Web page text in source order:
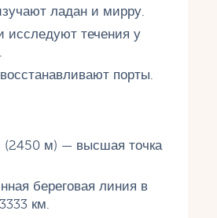
ладан и мирру.
исследуют течения у
порты.
м) — высшая точка
береговая линия в
км.